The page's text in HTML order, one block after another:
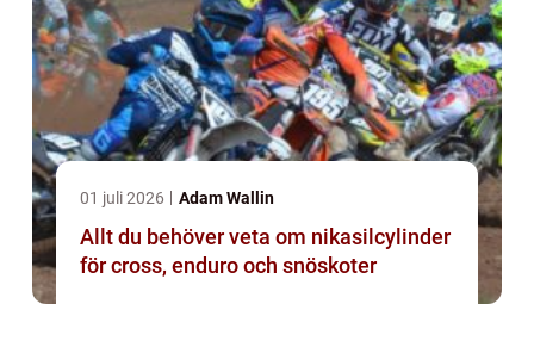
01 juli 2026 Adam Wallin
Allt du behöver veta om nikasilcylinder
för cross, enduro och snöskoter